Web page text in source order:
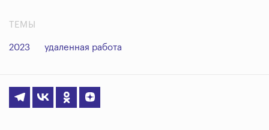
ТЕМЫ
2023 удаленная работа